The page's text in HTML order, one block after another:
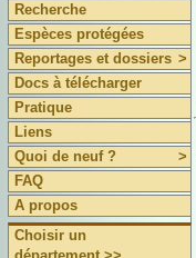
Recherche
Espèces protégées
Reportages et dossiers >
Docs à télécharger
Pratique
Liens
Quoi de neuf ?
>
FAQ
A propos
Choisir un